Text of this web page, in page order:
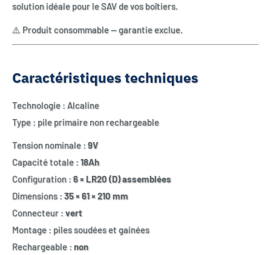
solution idéale pour le SAV de vos boîtiers.
⚠️ Produit consommable — garantie exclue.
Caractéristiques techniques
Technologie : Alcaline
Type : pile primaire non rechargeable
Tension nominale : 9V
Capacité totale : 18Ah
Configuration : 6 × LR20 (D) assemblées
Dimensions : 35 × 61 × 210 mm
Connecteur : vert
Montage : piles soudées et gainées
Rechargeable : non